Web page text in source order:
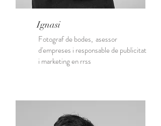
Ignasi
Fotograf de bodes, asessor
d'empreses i responsable de publicitat
i marketing en rrss